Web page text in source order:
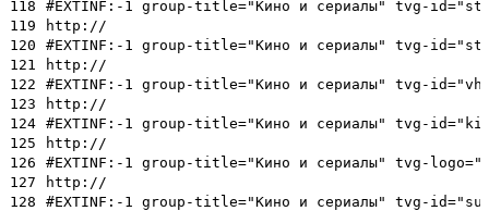
118
#EXTINF:-1 group-title="Кино и сериалы" tvg-
119
http://
120
#EXTINF:-1 group-title="Кино и сериалы" tvg-
121
http://
122
#EXTINF:-1 group-title="Кино и сериалы" tvg-
123
http://
124 #EXTINF:-1 group-title="Кино и сериалы" tvg-
125
http://
126
#EXTINF:-1 group-title="Кино и сериалы" tvg-
127
http://
128
#EXTINF:-1 group-title="Кино и сериалы" tvg-